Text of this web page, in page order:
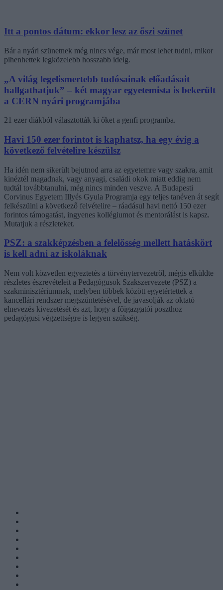
Itt a pontos dátum: ekkor lesz az őszi szünet
Bár a nyári szünetnek még nincs vége, már most lehet tudni, mikor
pihenhettek legközelebb hosszabb ideig.
„A világ legelismertebb tudósainak előadásait
hallgathatjuk” – két magyar egyetemista is bekerült
a CERN nyári programjába
21 ezer diákból választották ki őket a genfi programba.
Havi 150 ezer forintot is kaphatsz, ha egy évig a
következő felvételire készülsz
Ha idén nem sikerült bejutnod arra az egyetemre vagy szakra, amit
kinéztél magadnak, vagy anyagi, családi okok miatt eddig nem
tudtál továbbtanulni, még nincs minden veszve. A Budapesti
Corvinus Egyetem Illyés Gyula Programja egy teljes tanéven át segít
felkészülni a következő felvételire – ráadásul havi nettó 150 ezer
forintos támogatást, ingyenes kollégiumot és mentorálást is kapsz.
Mutatjuk a részleteket.
PSZ: a szakképzésben a felelősség mellett hatáskört
is kell adni az iskoláknak
Nem volt közvetlen egyeztetés a törvénytervezetről, mégis elküldte
részletes észrevételeit a Pedagógusok Szakszervezete (PSZ) a
szakminisztériumnak, melyben többek között egyetértettek a
kancellári rendszer megszüntetésével, de javasolják az oktató
elnevezés kivezetését és azt, hogy a főigazgatói poszthoz
pedagógusi végzettségre is legyen szükség.